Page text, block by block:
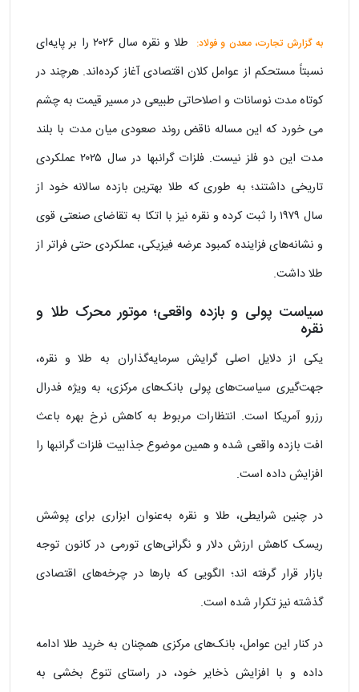
به گزارش تجارت، معدن و فولاد:
طلا و نقره سال ۲۰۲۶ را بر پایه‌ای
نسبتاً مستحکم از عوامل کلان اقتصادی آغاز کرده‌اند. هرچند در
کوتاه‌ مدت نوسانات و اصلاحاتی طبیعی در مسیر قیمت به چشم
می خورد که این مساله ناقض روند صعودی میان مدت با بلند
مدت این دو فلز نیست. فلزات گرانبها در سال ۲۰۲۵ عملکردی
تاریخی داشتند؛ به‌ طوری که طلا بهترین بازده سالانه خود از
سال ۱۹۷۹ را ثبت کرده و نقره نیز با اتکا به تقاضای صنعتی قوی
و نشانه‌های فزاینده کمبود عرضه فیزیکی، عملکردی حتی فراتر از
طلا داشت.
سیاست پولی و بازده واقعی؛ موتور محرک طلا و
نقره
یکی از دلایل اصلی گرایش سرمایه‌گذاران به طلا و نقره،
جهت‌گیری سیاست‌های پولی بانک‌های مرکزی، به‌ ویژه فدرال
رزرو آمریکا است. انتظارات مربوط به کاهش نرخ بهره باعث
افت بازده واقعی شده و همین موضوع جذابیت فلزات گرانبها را
افزایش داده است.
در چنین شرایطی، طلا و نقره به‌عنوان ابزاری برای پوشش
ریسک کاهش ارزش دلار و نگرانی‌های تورمی در کانون توجه
بازار قرار گرفته اند؛ الگویی که بارها در چرخه‌های اقتصادی
گذشته نیز تکرار شده است.
در کنار این عوامل، بانک‌های مرکزی همچنان به خرید طلا ادامه
داده و با افزایش ذخایر خود، در راستای تنوع‌ بخشی به